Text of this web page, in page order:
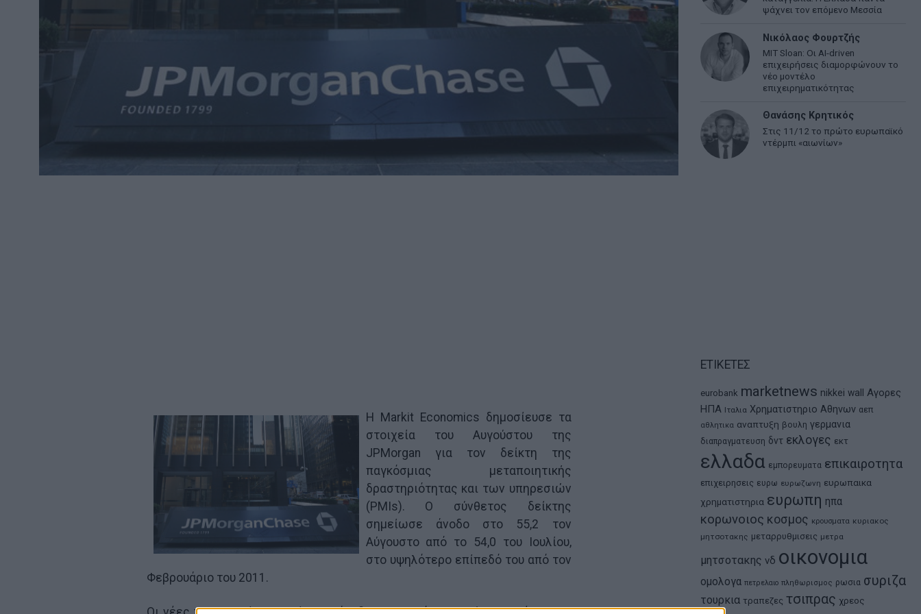
Η Markit Economics δημοσίευσε τα
στοιχεία του Αυγούστου της
JPMorgan για τον δείκτη της
παγκόσμιας μεταποιητικής
δραστηριότητας και των υπηρεσιών
(PMIs). Ο σύνθετος δείκτης
σημείωσε άνοδο στο 55,2 τον
Αύγουστο από το 54,0 του Ιουλίου,
στο υψηλότερο επίπεδό του από τον
Φεβρουάριο του 2011.
ψάχνει τον επόμενο Μεσσία
Νικόλαος Φουρτζής
MIT Sloan: Οι AI-driven
επιχειρήσεις διαμορφώνουν το
νέο μοντέλο
επιχειρηματικότητας
Θανάσης Κρητικός
Στις 11/12 το πρώτο ευρωπαϊκό
ντέρμπι «αιωνίων»
ΕΤΙΚΕΤΕΣ
eurobank marketnews nikkei wall
Αγορες
ΗΠΑ Ιταλια Χρηματιστηριο Αθηνων αεπ
αθλητικα αναπτυξη βουλη γερμανια
διαπραγματευση δντ εκλογες εκτ
ελλαδα εμπορευματα επικαιροτητα
επιχειρησεις ευρω ευρωζωνη ευρωπαικα
χρηματιστηρια ευρωπη ηπα
κορωνοιος κοσμος κρουσματα κυριακος
μητσοτακης μεταρρυθμισεις μετρα
μητσοτακης νδ οικονομια
ομολογα πετρελαιο πληθωρισμος ρωσια συριζα
τουρκια τραπεζες τσιπρας χρεος